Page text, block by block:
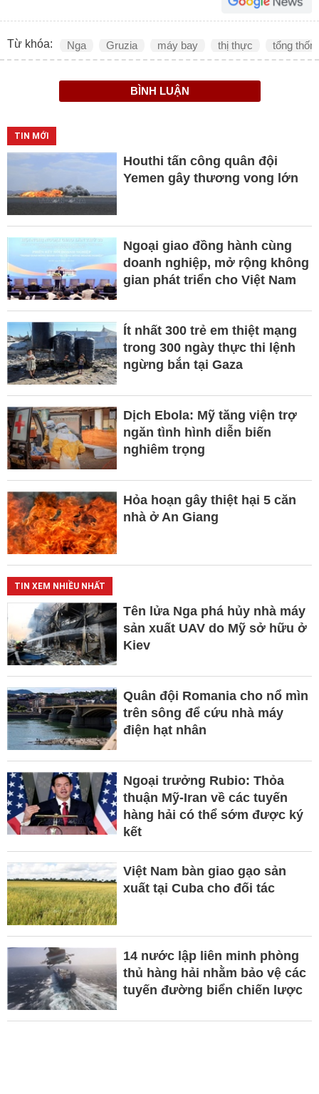
Từ khóa: Nga Gruzia máy bay thị thực tổng
BÌNH LUẬN
TIN MỚI
Houthi tấn công quân đội
Yemen gây thương vong lớn
Ngoại giao đồng hành cùng
doanh nghiệp, mở rộng không
gian phát triển cho Việt Nam
Ít nhất 300 trẻ em thiệt mạng
trong 300 ngày thực thi lệnh
ngừng bắn tại Gaza
Dịch Ebola: Mỹ tăng viện trợ
ngăn tình hình diễn biến
nghiêm trọng
Hỏa hoạn gây thiệt hại 5 căn
nhà ở An Giang
TIN XEM NHIỀU NHẤT
Tên lửa Nga phá hủy nhà máy
sản xuất UAV do Mỹ sở hữu ở
Kiev
Quân đội Romania cho nổ mìn
trên sông để cứu nhà máy
điện hạt nhân
Ngoại trưởng Rubio: Thỏa
thuận Mỹ-Iran về các tuyến
hàng hải có thể sớm được ký
kết
Việt Nam bàn giao gạo sản
xuất tại Cuba cho đối tác
14 nước lập liên minh phòng
thủ hàng hải nhằm bảo vệ các
tuyến đường biển chiến lược